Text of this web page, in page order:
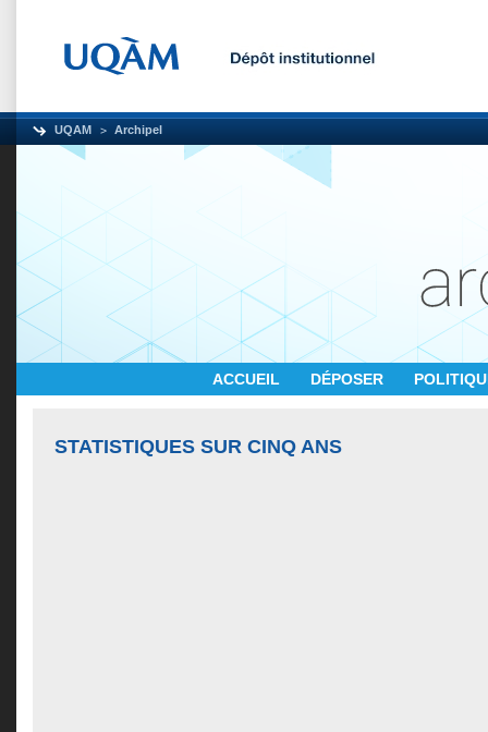
UQAM Archipel
ACCUEIL DÉPOSER
STATISTIQUES SUR CINQ ANS